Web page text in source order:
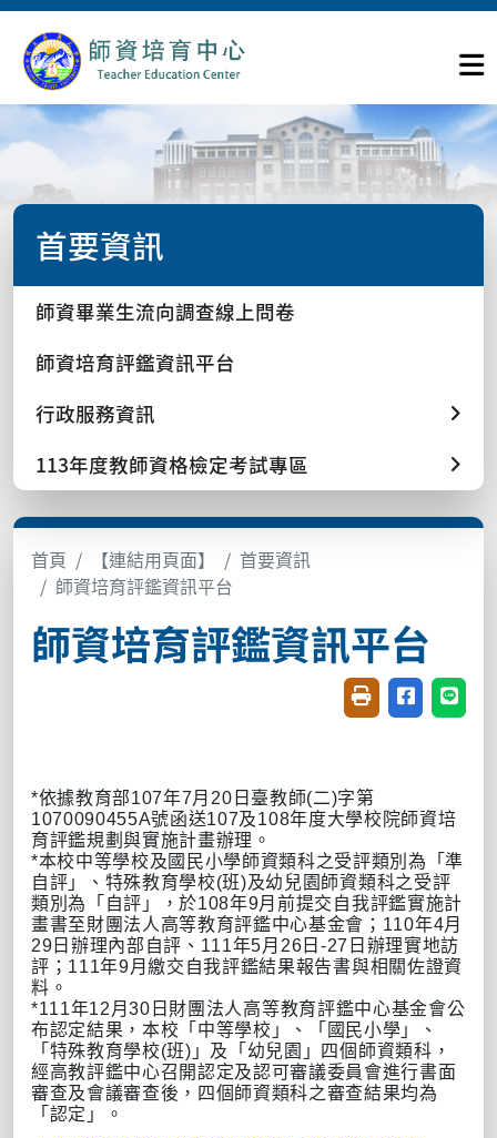
首要資訊
師資畢業生流向調查線上問卷
師資培育評鑑資訊平台
行政服務資訊
113年度教師資格檢定考試專區
首頁 【連結用頁面】
首要資訊
師資培育評鑑資訊平台
師資培育評鑑資訊平台
友善列印(開新視
分享至臉書
分享
*依據教育部107年7月 20 日臺教師(二)字第
1070090455A號函送107及108年度大學校院師資培
育評鑑規劃與實施計畫辦理。
*本校中等學校及國民小學師資類科之受評類別為「準
自評」、特殊教育學校(班)及幼兒園師資類科之受評
類別為「自評」，於108年9月前提交自我評鑑實施計
畫書至財團法人高等教育評鑑中心基金會； 110年4月
29 日辦理內部自評、 111年5月 26 日 -27 日辦理實地訪
評； 111年9月繳交自我評鑑結果報告書與相關佐證資
料。
*111年12 月30 日財團法人高等教育評鑑中心基金會公
布認定結果，本校「中等學校」、「國民小學」、
「特殊教育學校(班) 」及「幼兒園」四個師資類科，
經高教評鑑中心召開認定及認可審議委員會進行書面
審查及會議審查後，四個師資類科之審查結果均為
「認定」。